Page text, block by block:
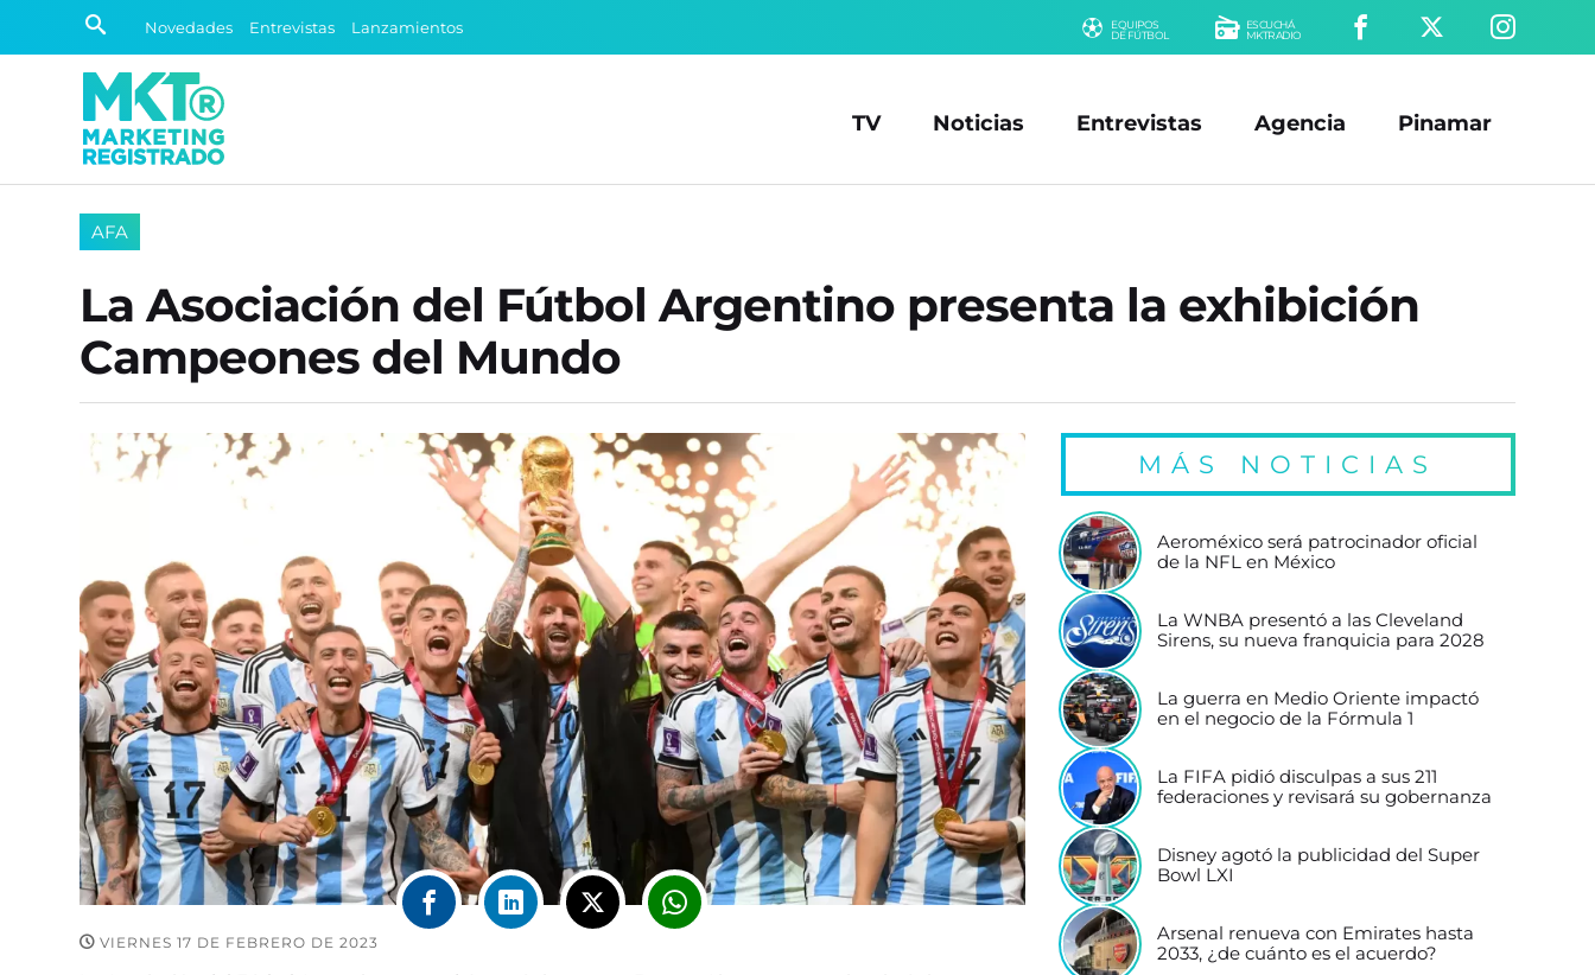
Novedades Entrevistas Lanzamientos
EQUIPOS
DE FÚTBOL
ESCUCHÁ
MKTRADIO
TV Noticias Entrevistas Agencia Pinamar
AFA
La Asociación del Fútbol Argentino presenta la exhibición
Campeones del Mundo
VIERNES 17 DE FEBRERO DE 2023
MÁS NOTICIAS
Aeroméxico será patrocinador oficial
de la NFL en México
La WNBA presentó a las Cleveland
Sirens, su nueva franquicia para 2028
La guerra en Medio Oriente impactó
en el negocio de la Fórmula 1
La FIFA pidió disculpas a sus 211
federaciones y revisará su gobernanza
Disney agotó la publicidad del Super
Bowl LXI
Arsenal renueva con Emirates hasta
2033, ¿de cuánto es el acuerdo?